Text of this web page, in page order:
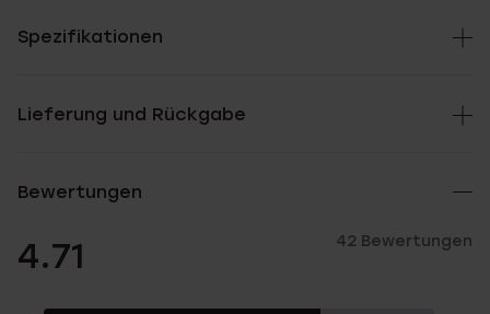
Spezifikationen
Lieferung und Rückgabe
Bewertungen
4.71 42 Bewertungen